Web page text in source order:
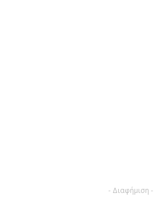
- Διαφήμιση -